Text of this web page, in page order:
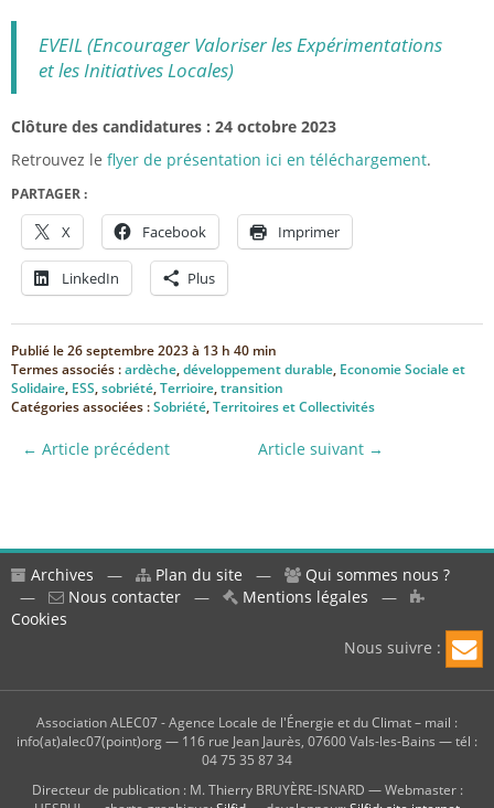
EVEIL (Encourager Valoriser les Expérimentations
et les Initiatives Locales)
Clôture des candidatures : 24 octobre 2023
Retrouvez le flyer de présentation ici en téléchargement.
PARTAGER :
X Facebook Imprimer
LinkedIn Plus
Publié le26 septembre 2023 à 13 h 40 min
Termes associés :ardèche,développement durable, Economie Sociale et
Solidaire, ESS,sobriété,Terrioire,transition
Catégories associées :Sobriété,Territoires et Collectivités
← Article précédent Article suivant →
Archives — Plan du site —
Qui sommes nous ?
—
Nous contacter — Mentions légales —
Cookies
Nous suivre :
Association ALEC07 - Agence Locale de l'Énergie et du Climat – mail :
info(at)alec07(point)org — 116 rue Jean Jaurès, 07600 Vals-les-Bains — tél :
04 75 35 87 34
Directeur de publication : M. Thierry BRUYÈRE-ISNARD — Webmaster :